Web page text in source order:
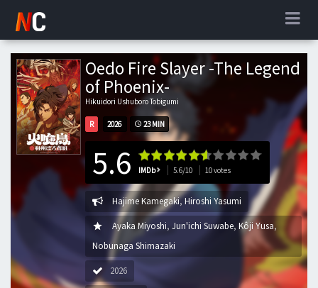
Oedo Fire Slayer -The Legend
of Phoenix-
Hikuidori Ushuboro Tobigumi
R 2026 23 MIN
5.6 IMDb 5.6/10 10 votes
Hajime Kamegaki,Hiroshi Yasumi
Ayaka Miyoshi, Jun'ichi Suwabe, Kôji Yusa,
Nobunaga Shimazaki
2026